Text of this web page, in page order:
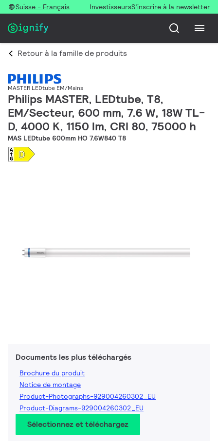
Suisse - Français InvestisseursS’inscrire à la newsletter
Retour à la famille de produits
MASTER LEDtube EM/Mains
Philips MASTER, LEDtube, T8,
EM/Secteur, 600 mm, 7.6 W, 18W TL-
D, 4000 K, 1150 lm, CRI 80, 75000 h
MAS LEDtube 600mm HO 7.6W840 T8
Documents les plus téléchargés
Brochure du produit
Notice de montage
Product-Photographs-929004260302_EU
Product-Diagrams-929004260302_EU
Sélectionnez et téléchargez